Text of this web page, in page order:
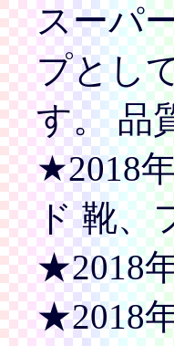
スーパ
プとし
す。 品
★2018
ド 靴、
★2018
★2018